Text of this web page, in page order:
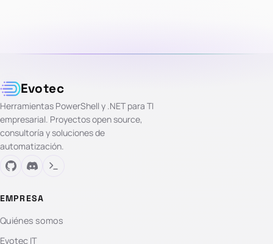
Evotec
Herramientas PowerShell y .NET para TI
empresarial. Proyectos open source,
consultoría y soluciones de
automatización.
EMPRESA
Quiénes somos
Evotec IT